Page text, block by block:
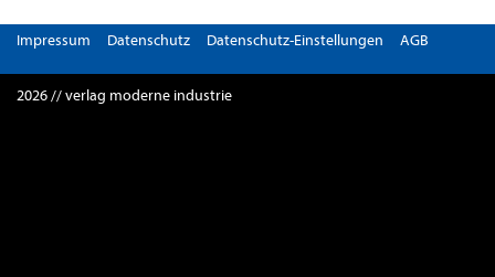
Impressum Datenschutz Datenschutz-Einstellungen AGB
2026 // verlag moderne industrie